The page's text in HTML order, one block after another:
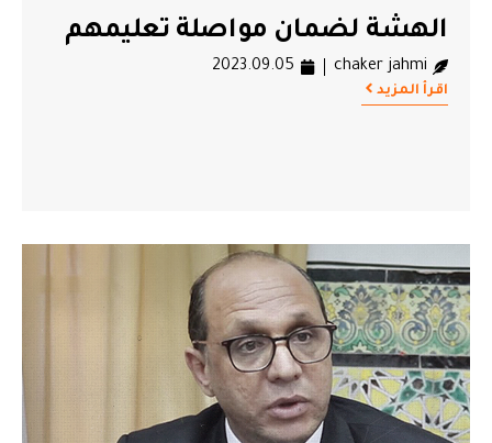
الهشة لضمان مواصلة تعليمهم
chaker jahmi
2023.09.05
اقرأ المزيد